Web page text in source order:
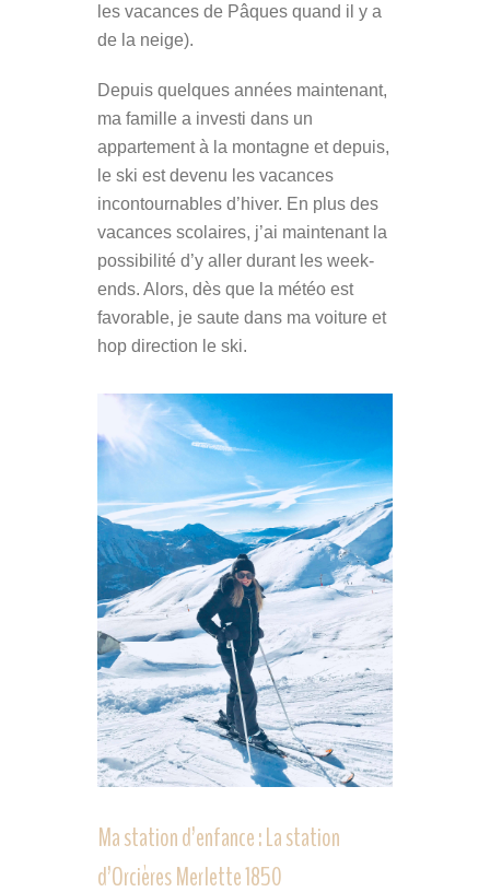
les vacances de Pâques quand il y a
de la neige).
Depuis quelques années maintenant,
ma famille a investi dans un
appartement à la montagne et depuis,
le ski est devenu les vacances
incontournables d’hiver. En plus des
vacances scolaires, j’ai maintenant la
possibilité d’y aller durant les week-
ends. Alors, dès que la météo est
favorable, je saute dans ma voiture et
hop direction le ski.
Ma station d’enfance : La station
d’Orcières Merlette 1850